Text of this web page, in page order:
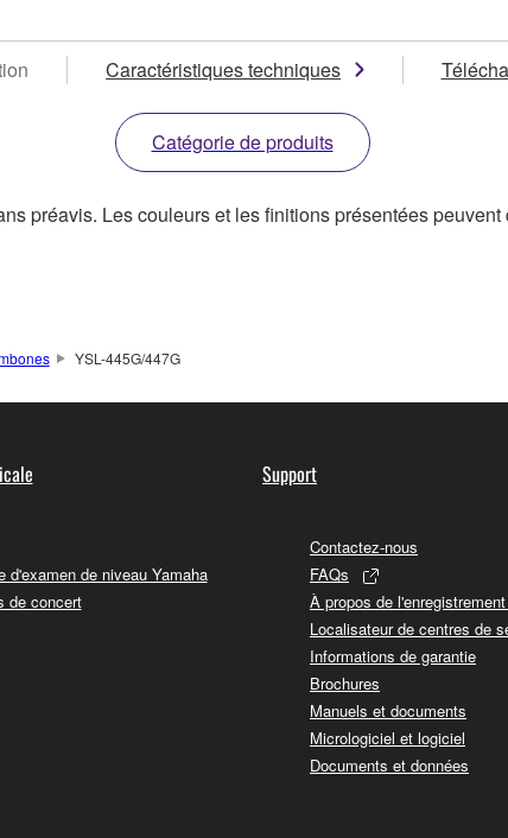
Caractéristiques techniques
Catégorie de produits
préavis. Les couleurs et les finitions présentées
YSL-445G/447G
d'examen de niveau Yamaha
de concert
Support
Contactez-nous
FAQs
À propos de
Localisateur de centres de
Informations de garantie
Brochures
Manuels et documents
Micrologiciel et logiciel
Documents et données